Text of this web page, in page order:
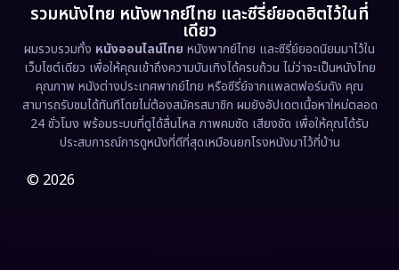
Family ครอบครัว (375)
Fantasy จินตนาการ (338)
Fiction (9)
Film (57)
Gothic
รวมหนังไทย หนังพากย์ไทย และซีรี่ย์ยอดฮิตไว้ในที่
เดียว
ผมรวบรวมทั้ง หนังออนไลน์ไทย หนังพากย์ไทย และซีรี่ย์ยอดนิยมมาไว้ใน
เว็บไซต์เดียว เพื่อให้คุณเข้าถึงความบันเทิงได้ครบถ้วน ไม่ว่าจะเป็นหนังไทย
คุณภาพ หนังต่างประเทศพากย์ไทย หรือซีรี่ย์จากแพลตฟอร์มดัง คุณ
สามารถรับชมได้ทันทีโดยไม่ต้องสมัครสมาชิก ผมยังอัปเดตเนื้อหาใหม่ตลอด
24 ชั่วโมง พร้อมระบบที่ดูได้ลื่นไหล ภาพคมชัด เสียงชัด เพื่อให้คุณได้รับ
ประสบการณ์การดูหนังที่ดีที่สุดเหมือนยกโรงหนังมาไว้ที่บ้าน
© 2026